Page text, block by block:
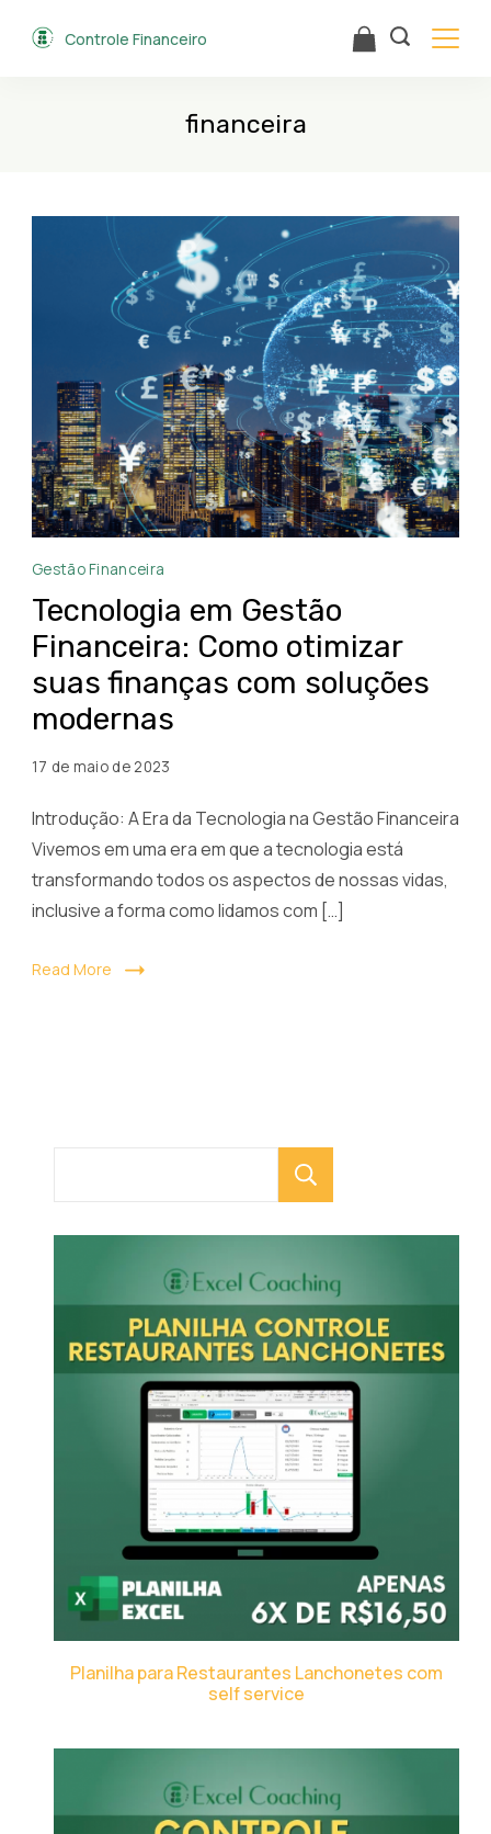
Controle Financeiro
financeira
Tecnologia
Gestão
Financeira
Como
otimizar
suas
finanças
soluções
modernas
Gestão Financeira
Tecnologia em Gestão
Financeira: Como otimizar
suas finanças com soluções
modernas
17 de maio de 2023
Introdução: A Era da Tecnologia na Gestão Financeira
Vivemos em uma era em que a tecnologia está
transformando todos os aspectos de nossas vidas,
inclusive a forma como lidamos com […]
Read More
Planilha para Restaurantes Lanchonetes com
self service